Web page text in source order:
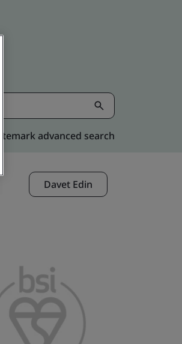
Kitemark advanced search
Davet Edin